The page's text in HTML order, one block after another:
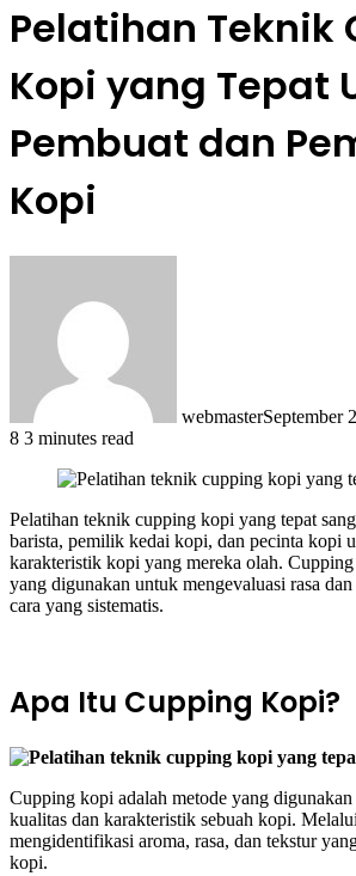
Pelatihan Teknik
Kopi yang Tepat
Pembuat dan
Kopi
webmasterSeptember
8 3 minutes read
Pelatihan teknik cupping kopi yang tepat
barista, pemilik kedai kopi, dan pecinta kopi
karakteristik kopi yang mereka olah.
yang digunakan untuk mengevaluasi rasa
cara yang sistematis.
Apa Itu Cupping Kopi?
Cupping kopi adalah metode yang
kualitas dan karakteristik sebuah kopi.
mengidentifikasi aroma, rasa, dan tekstur
kopi.